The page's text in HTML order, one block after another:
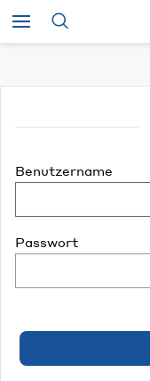
Benutzername
Passwort